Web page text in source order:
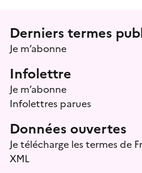
Menu prefooter
Derniers termes
Je m’abonne
Infolettre
Je m’abonne
Infolettres parues
Données ouvertes
Je télécharge les termes de
XML